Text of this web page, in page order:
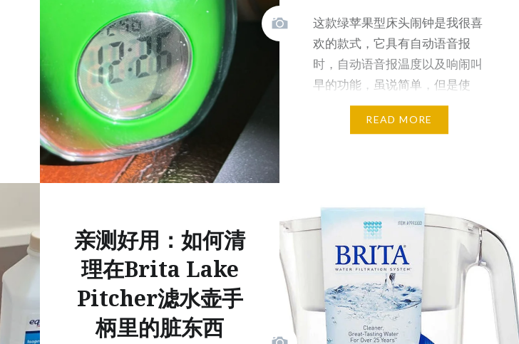
这款绿苹果型床头闹钟是我很喜
欢的款式，它具有自动语音报
时，自动语音报温度以及响闹叫
早的功能，虽说简单，但是使
READ MORE
亲测好用：如何清
理在Brita Lake
Pitcher滤水壶手
柄里的脏东西